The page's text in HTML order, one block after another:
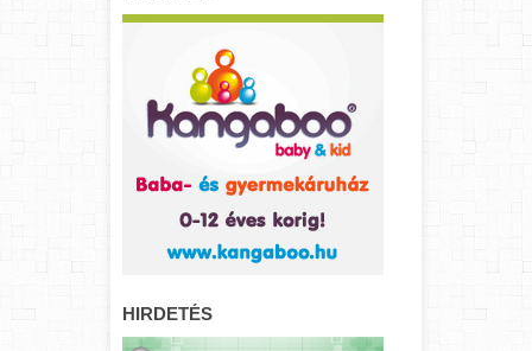
HIRDETÉS